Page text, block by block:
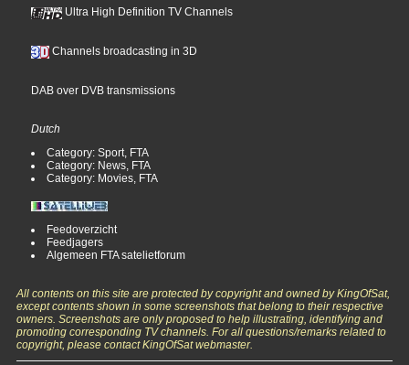
Ultra High Definition TV Channels
Channels broadcasting in 3D
DAB over DVB transmissions
Dutch
Category: Sport, FTA
Category: News, FTA
Category: Movies, FTA
Feedoverzicht
Feedjagers
Algemeen FTA satelietforum
All contents on this site are protected by copyright and owned by KingOfSat,
except contents shown in some screenshots that belong to their respective
owners. Screenshots are only proposed to help illustrating, identifying and
promoting corresponding TV channels. For all questions/remarks related to
copyright, please contact KingOfSat webmaster.